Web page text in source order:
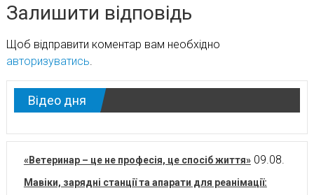
Залишити відповідь
Щоб відправити коментар вам необхідно
авторизуватись
Відео дня
«Ветеринар – це не професія, це спосіб життя» 09.08.
Мавіки, зарядні станції та апарати для реанімації: